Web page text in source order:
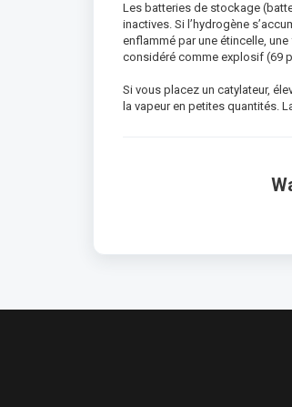
Les batteries de stockage
inactives. Si l’hydrogène
enflammé par une étincelle,
considéré comme explosif (69
Si vous placez un catylateur,
la vapeur en petites quantités.